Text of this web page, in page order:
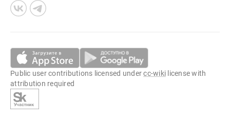
Public user contributions licensed undercc-wiki license with
attribution required